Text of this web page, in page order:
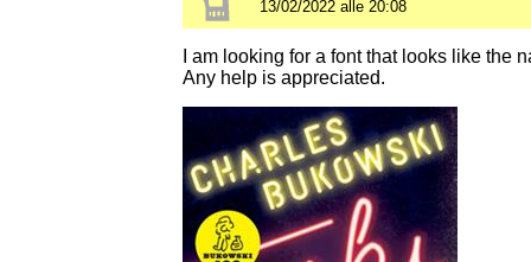
13/02/2022 alle 20:08
I am looking for a font that looks like the
Any help is appreciated.